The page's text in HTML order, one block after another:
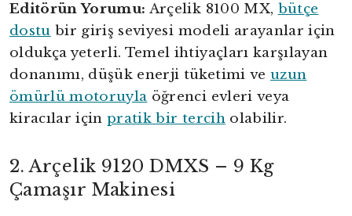
Editörün Yorumu: Arçelik 8100 MX, bütçe
dostu bir giriş seviyesi modeli arayanlar için
oldukça yeterli. Temel ihtiyaçları karşılayan
donanımı, düşük enerji tüketimi ve uzun
ömürlü motoruyla öğrenci evleri veya
kiracılar içinpratik bir terciholabilir.
2. Arçelik 9120 DMXS – 9 Kg
Çamaşır Makinesi